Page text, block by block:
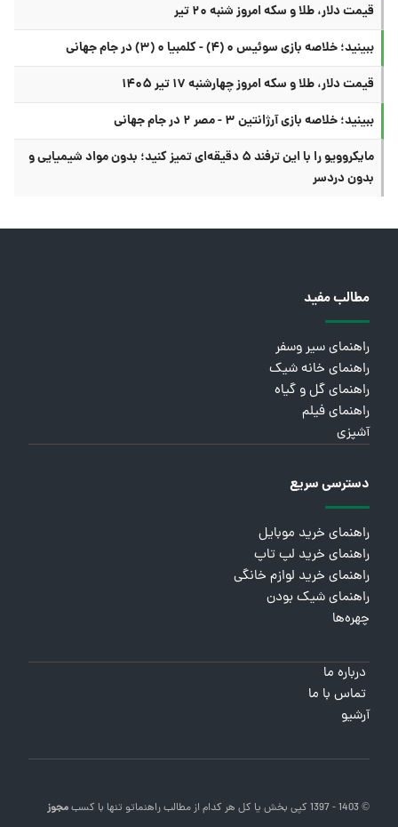
قیمت دلار، طلا و سکه امروز شنبه ۲۰ تیر
ببینید؛ خلاصه بازی سوئیس ۰ (۴) - کلمبیا ۰ (۳) در جام جهانی
قیمت دلار، طلا و سکه امروز چهارشنبه ۱۷ تیر ۱۴۰۵
ببینید؛ خلاصه بازی آرژانتین ۳ - مصر ۲ در جام جهانی
مایکروویو را با این ترفند ۵ دقیقه‌ای تمیز کنید؛ بدون مواد شیمیایی و
بدون دردسر
مطالب مفید
راهنمای سیر وسفر
راهنمای خانه شیک
راهنمای گل و گیاه
راهنمای فیلم
آشپزی
دسترسی سریع
راهنمای خرید موبایل
راهنمای خرید لپ تاپ
راهنمای خرید لوازم خانگی
راهنمای شیک بودن
چهره‌ها
درباره ما
تماس با ما
آرشیو
© 1403 - 1397 کپی بخش یا کل هر کدام از مطالب راهنماتو تنها با کسبمجوز